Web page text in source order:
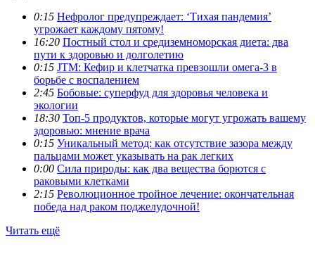
0:15 Нефролог предупреждает: ‘Тихая пандемия’
угрожает каждому пятому!
16:20 Постный стол и средиземноморская диета: два
пути к здоровью и долголетию
0:15 JTM: Кефир и клетчатка превзошли омега-3 в
борьбе с воспалением
2:45 Бобовые: суперфуд для здоровья человека и
экологии
18:30 Топ-5 продуктов, которые могут угрожать вашему
здоровью: мнение врача
0:15 Уникальный метод: как отсутствие зазора между
пальцами может указывать на рак легких
0:00 Сила природы: как два вещества борются с
раковыми клетками
2:15 Революционное тройное лечение: окончательная
победа над раком поджелудочной!
Читать ещё